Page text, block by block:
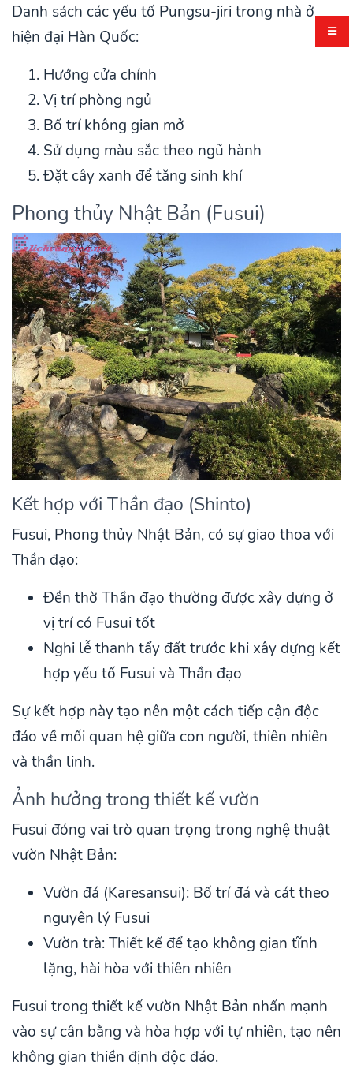
Danh sách các yếu tố Pungsu-jiri trong nhà ở
hiện đại Hàn Quốc:
Hướng cửa chính
Vị trí phòng ngủ
Bố trí không gian mở
Sử dụng màu sắc theo ngũ hành
Đặt cây xanh để tăng sinh khí
Phong thủy Nhật Bản (Fusui)
Kết hợp với Thần đạo (Shinto)
Fusui, Phong thủy Nhật Bản, có sự giao thoa với
Thần đạo:
Đền thờ Thần đạo thường được xây dựng ở
vị trí có Fusui tốt
Nghi lễ thanh tẩy đất trước khi xây dựng kết
hợp yếu tố Fusui và Thần đạo
Sự kết hợp này tạo nên một cách tiếp cận độc
đáo về mối quan hệ giữa con người, thiên nhiên
và thần linh.
Ảnh hưởng trong thiết kế vườn
Fusui đóng vai trò quan trọng trong nghệ thuật
vườn Nhật Bản:
Vườn đá (Karesansui): Bố trí đá và cát theo
nguyên lý Fusui
Vườn trà: Thiết kế để tạo không gian tĩnh
lặng, hài hòa với thiên nhiên
Fusui trong thiết kế vườn Nhật Bản nhấn mạnh
vào sự cân bằng và hòa hợp với tự nhiên, tạo nên
không gian thiền định độc đáo.